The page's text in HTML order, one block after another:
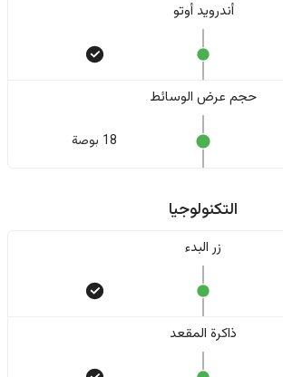
أندرويد أوتو
حجم عرض الوسائط
18 بوصة
التكنولوجيا
زر البدء
ذاكرة المقعد